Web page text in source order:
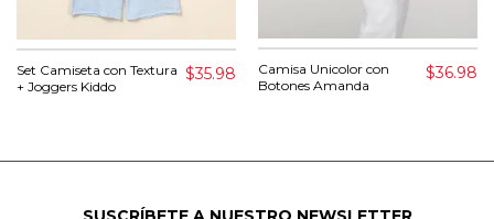
Set Camiseta con Textura
+ Joggers Kiddo
$35.98
Camisa Unicolor con
Botones Amanda
$36.98